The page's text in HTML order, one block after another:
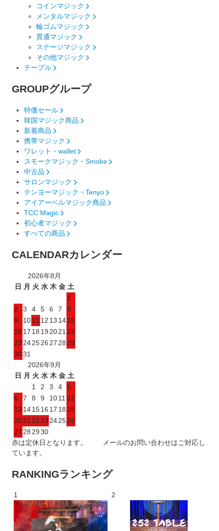
コインマジック
メンタルマジック
輪ゴムマジック
貫通マジック
ステージマジック
その他マジック
テーブル
GROUPグループ
特価セール
韓国マジック商品
新着商品
携帯マジック
ワレット・wallet
スモークマジック・Smoke
中古品
サロンマジック
テンヨーマジック・Tenyo
アイアーベルマジック商品
TCC Magic
初心者マジック
すべての商品
CALENDARカレンダー
2026年8月
日 月 火 水 木 金 土
1
2
3 4 5 6 7
8
9
1011 12 13 1415
16 17 18 19 2021 22
23 242526 27 28 29
3031
2026年9月
日 月 火 水 木 金 土
1
2 3 4
5
6
7 8 9 1011 12
13 141516 17 18 19
2021 22 23 242526
27 28 2930
赤は定休日となります。 メールのお問い合わせはご対応し
ています。
RANKINGランキング
1 2